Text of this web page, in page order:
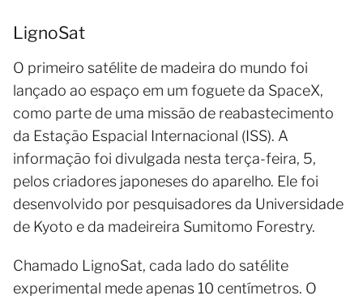
LignoSat
O primeiro satélite de madeira do mundo foi
lançado ao espaço em um foguete da SpaceX,
como parte de uma missão de reabastecimento
da Estação Espacial Internacional (ISS). A
informação foi divulgada nesta terça-feira, 5,
pelos criadores japoneses do aparelho. Ele foi
desenvolvido por pesquisadores da Universidade
de Kyoto e da madeireira Sumitomo Forestry.
Chamado LignoSat, cada lado do satélite
experimental mede apenas 10 centímetros. O